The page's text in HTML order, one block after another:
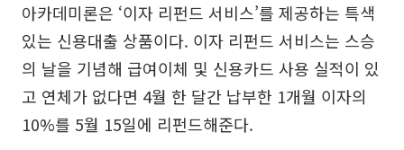
아카데미론은 ‘이자 리펀드 서비스’를 제공하는 특색
있는 신용대출 상품이다. 이자 리펀드 서비스는 스승
의 날을 기념해 급여이체 및 신용카드 사용 실적이 있
고 연체가 없다면 4월 한 달간 납부한 1개월 이자의
10%를 5월 15일에 리펀드해준다.